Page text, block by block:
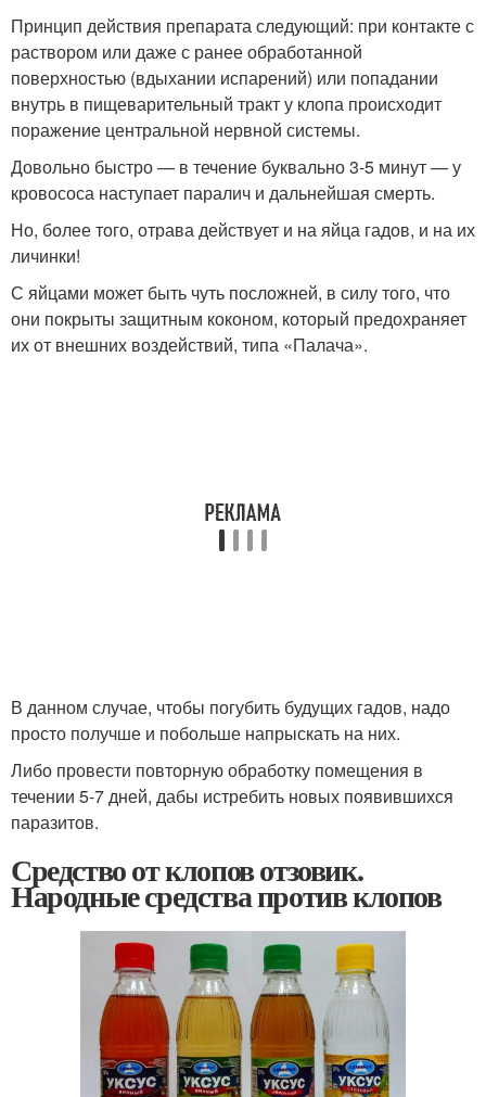
Принцип действия препарата следующий: при контакте с
раствором или даже с ранее обработанной
поверхностью (вдыхании испарений) или попадании
внутрь в пищеварительный тракт у клопа происходит
поражение центральной нервной системы.
Довольно быстро — в течение буквально 3-5 минут — у
кровососа наступает паралич и дальнейшая смерть.
Но, более того, отрава действует и на яйца гадов, и на их
личинки!
С яйцами может быть чуть посложней, в силу того, что
они покрыты защитным коконом, который предохраняет
их от внешних воздействий, типа «Палача».
В данном случае, чтобы погубить будущих гадов, надо
просто получше и побольше напрыскать на них.
Либо провести повторную обработку помещения в
течении 5-7 дней, дабы истребить новых появившихся
паразитов.
Средство от клопов отзовик.
Народные средства против клопов